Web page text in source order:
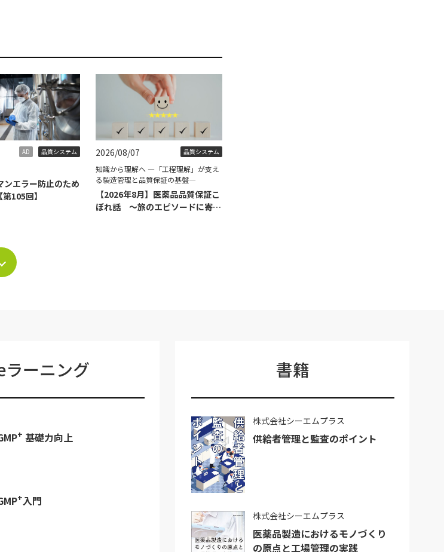
AD 品質システム
ンエラー防止のため
105回】
2026/08/07 品質システム
知識から理解へ ―「工程理解」が支え
る製造管理と品質保証の基盤―
【2026年8月】医薬品品質保証こ
ぼれ話 ～旅のエピソードに寄せ
ラーニング
+ 基礎力向上
+入門
書籍
株式会社シーエムプラス
供給者管理と監査のポイント
株式会社シーエムプラス
医薬品製造におけるモノづくり
の原点と工場管理の実践